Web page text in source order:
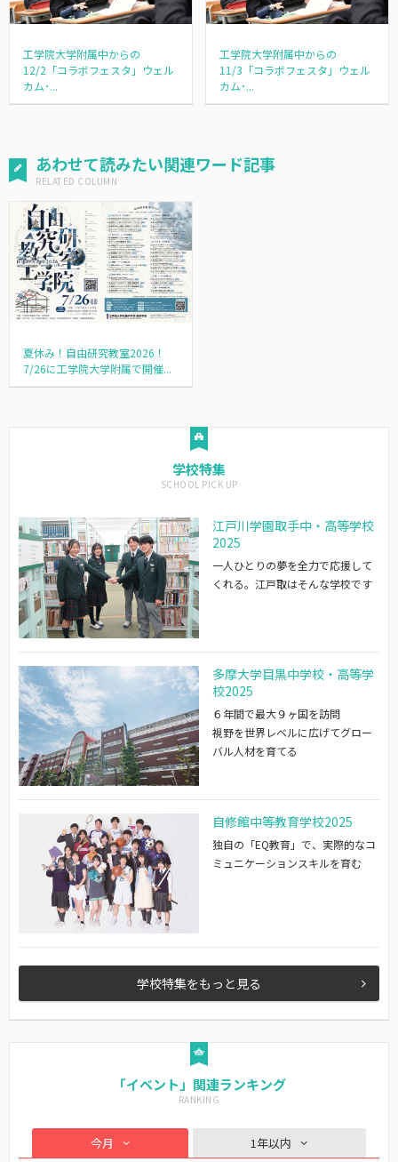
工学院大学附属中からの
12/2「コラボフェスタ」ウェル
カム･...
工学院大学附属中からの
11/3「コラボフェスタ」ウェル
カム･...
あわせて読みたい関連ワード記事
夏休み！自由研究教室2026！
7/26に工学院大学附属で開催...
学校特集
江戸川学園取手中・高等学校
2025
一人ひとりの夢を全力で応援して
くれる。江戸取はそんな学校です
多摩大学目黒中学校・高等学
校2025
６年間で最大９ヶ国を訪問
視野を世界レベルに広げてグロー
バル人材を育てる
自修館中等教育学校2025
独自の「EQ教育」で、実際的なコ
ミュニケーションスキルを育む
学校特集をもっと見る
「イベント」関連ランキング
今月 1年以内